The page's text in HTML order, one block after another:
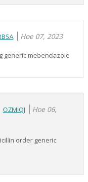
Ное 07, 2023
generic mebendazole
OZMIQJ
Ное 06,
order generic